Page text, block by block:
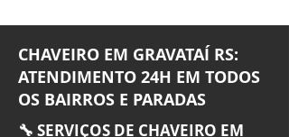
CHAVEIRO EM GRAVATAÍ RS:
ATENDIMENTO 24H EM TODOS
OS BAIRROS E PARADAS
🔧 SERVIÇOS DE CHAVEIRO EM